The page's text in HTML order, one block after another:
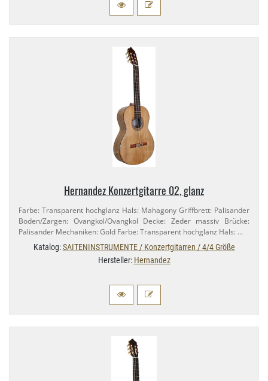
Hernandez Konzertgitarre 02, glanz
Farbe: Transparent hochglanz Hals: Mahagony Griffbrett: Palisander
Boden/​Zargen: Ovangkol/​Ovangkol Decke: Zeder massiv Brücke:
Palisander Mechaniken: Gold Farbe: Transparent hochglanz Hals: …
Katalog:SAITENINSTRUMENTE / Konzertgitarren / 4/4 Größe
Hersteller: Hernandez